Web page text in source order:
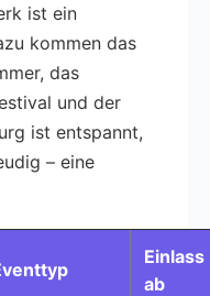
ist ein
kommen das
das
und der
ist entspannt,
– eine
Einlass
ab